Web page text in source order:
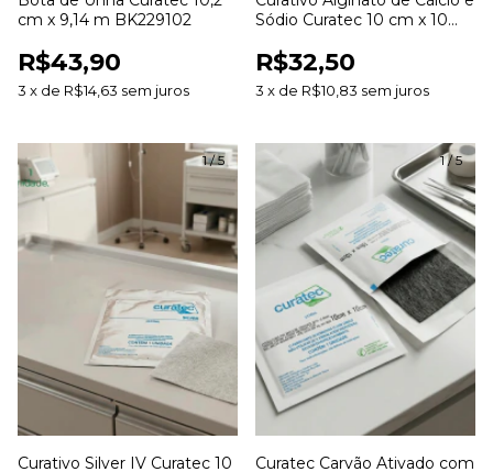
cm x 9,14 m BK229102
R$43,90
3 x de R$14,63 sem juros
Sódio Curatec 10 cm x 10
R$32,50
3 x de R$10,83 sem juros
1/5
Curativo Silver IV Curatec 10
1/5
Curatec Carvão Ativado com